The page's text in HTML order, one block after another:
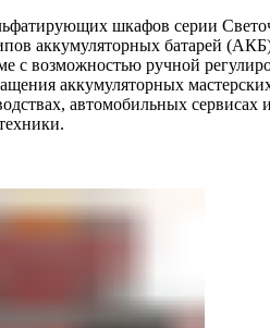
шкафов серии
аккумуляторных батарей
с возможностью ручной
аккумуляторных
автомобильных